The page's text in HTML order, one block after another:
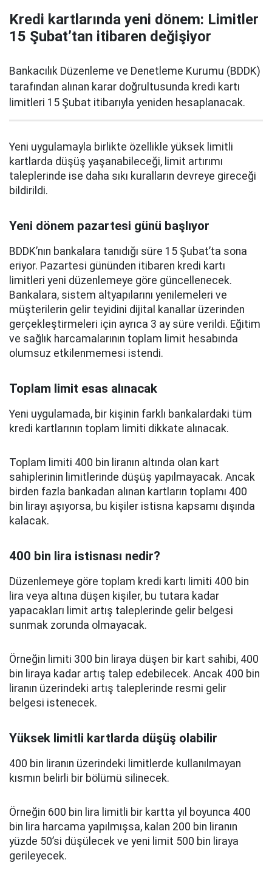
Kredi kartlarında yeni dönem: Limitler
15 Şubat’tan itibaren değişiyor
Bankacılık Düzenleme ve Denetleme Kurumu (BDDK)
tarafından alınan karar doğrultusunda kredi kartı
limitleri 15 Şubat itibarıyla yeniden hesaplanacak.
Yeni uygulamayla birlikte özellikle yüksek limitli
kartlarda düşüş yaşanabileceği, limit artırımı
taleplerinde ise daha sıkı kuralların devreye gireceği
bildirildi.
Yeni dönem pazartesi günü başlıyor
BDDK’nın bankalara tanıdığı süre 15 Şubat’ta sona
eriyor. Pazartesi gününden itibaren kredi kartı
limitleri yeni düzenlemeye göre güncellenecek.
Bankalara, sistem altyapılarını yenilemeleri ve
müşterilerin gelir teyidini dijital kanallar üzerinden
gerçekleştirmeleri için ayrıca 3 ay süre verildi. Eğitim
ve sağlık harcamalarının toplam limit hesabında
olumsuz etkilenmemesi istendi.
Toplam limit esas alınacak
Yeni uygulamada, bir kişinin farklı bankalardaki tüm
kredi kartlarının toplam limiti dikkate alınacak.
Toplam limiti 400 bin liranın altında olan kart
sahiplerinin limitlerinde düşüş yapılmayacak. Ancak
birden fazla bankadan alınan kartların toplamı 400
bin lirayı aşıyorsa, bu kişiler istisna kapsamı dışında
kalacak.
400 bin lira istisnası nedir?
Düzenlemeye göre toplam kredi kartı limiti 400 bin
lira veya altına düşen kişiler, bu tutara kadar
yapacakları limit artış taleplerinde gelir belgesi
sunmak zorunda olmayacak.
Örneğin limiti 300 bin liraya düşen bir kart sahibi, 400
bin liraya kadar artış talep edebilecek. Ancak 400 bin
liranın üzerindeki artış taleplerinde resmi gelir
belgesi istenecek.
Yüksek limitli kartlarda düşüş olabilir
400 bin liranın üzerindeki limitlerde kullanılmayan
kısmın belirli bir bölümü silinecek.
Örneğin 600 bin lira limitli bir kartta yıl boyunca 400
bin lira harcama yapılmışsa, kalan 200 bin liranın
yüzde 50’si düşülecek ve yeni limit 500 bin liraya
gerileyecek.